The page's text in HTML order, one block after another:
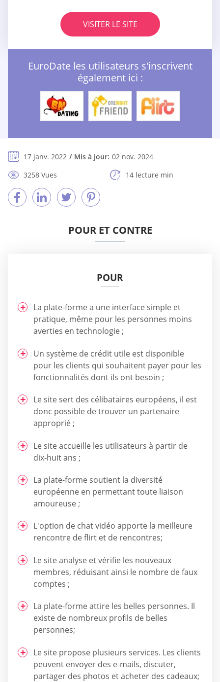
VISITER LE SITE
EuroDate les utilisateurs s'inscrivent
également ici :
17 janv. 2022 Mis à jour: 02 nov. 2024
3258 Vues
14 lecture min
POUR ET CONTRE
POUR
La plate-forme a une interface simple et
pratique, même pour les personnes moins
averties en technologie ;
Un système de crédit utile est disponible
pour les clients qui souhaitent payer pour les
fonctionnalités dont ils ont besoin ;
Le site sert des célibataires européens, il est
donc possible de trouver un partenaire
approprié ;
Le site accueille les utilisateurs à partir de
dix-huit ans ;
La plate-forme soutient la diversité
européenne en permettant toute liaison
amoureuse ;
L'option de chat vidéo apporte la meilleure
rencontre de flirt et de rencontres;
Le site analyse et vérifie les nouveaux
membres, réduisant ainsi le nombre de faux
comptes ;
La plate-forme attire les belles personnes. Il
existe de nombreux profils de belles
personnes;
Le site propose plusieurs services. Les clients
peuvent envoyer des e-mails, discuter,
partager des photos et acheter des cadeaux;